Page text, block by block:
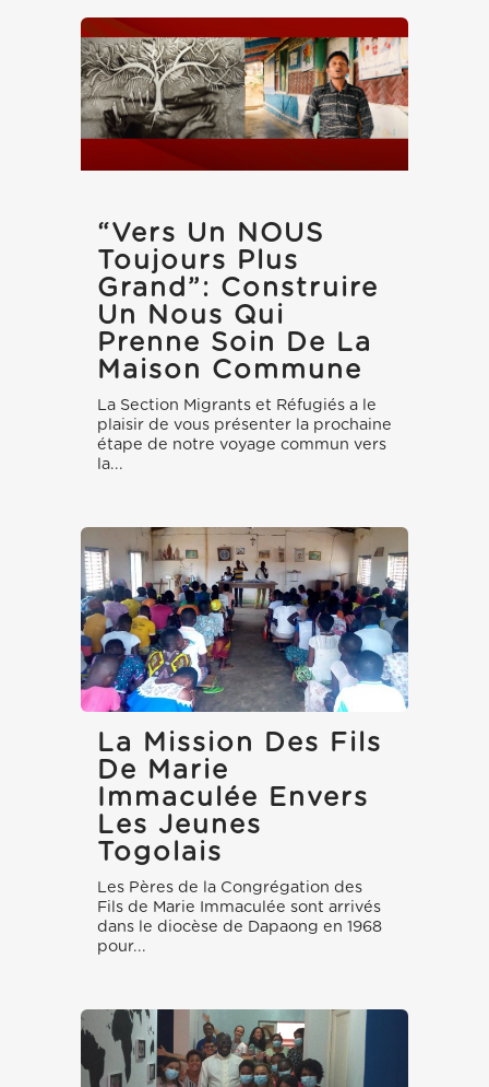
“Vers Un NOUS
Toujours Plus
Grand”: Construire
Un Nous Qui
Prenne Soin De La
Maison Commune
La Section Migrants et Réfugiés a le
plaisir de vous présenter la prochaine
étape de notre voyage commun vers
la...
La Mission Des Fils
De Marie
Immaculée Envers
Les Jeunes
Togolais
Les Pères de la Congrégation des
Fils de Marie Immaculée sont arrivés
dans le diocèse de Dapaong en 1968
pour...